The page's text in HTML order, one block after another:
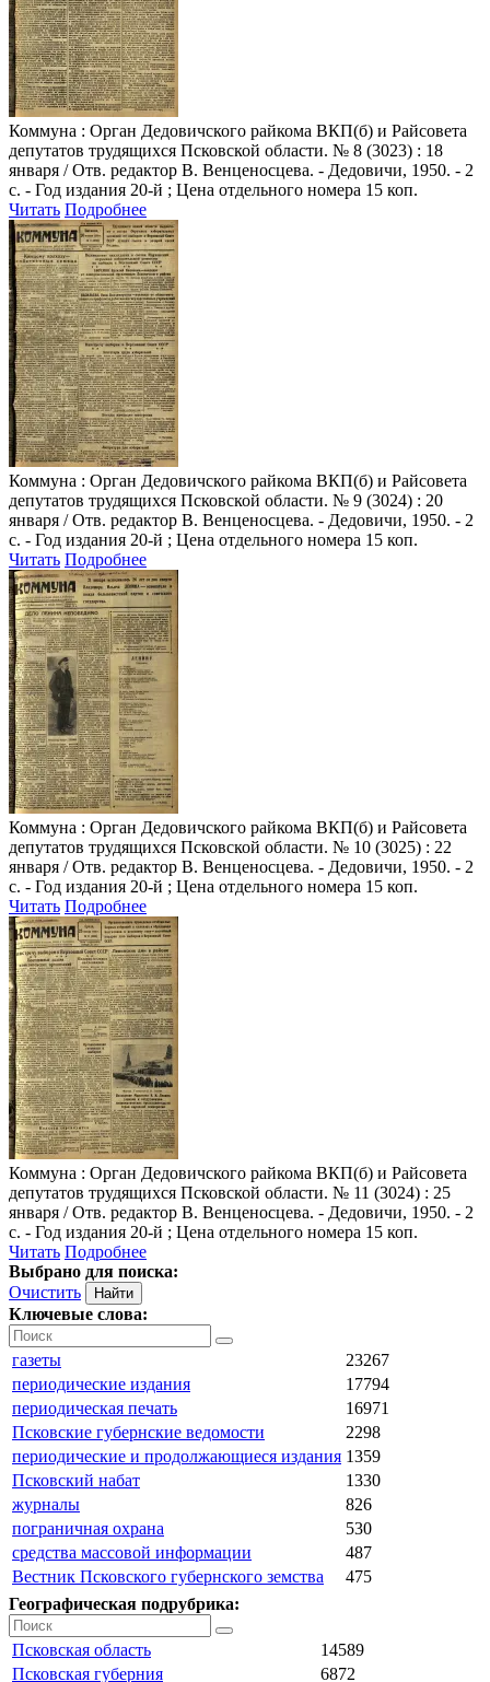
Коммуна : Орган Дедовичского райкома ВКП(б) и Райсовета
депутатов трудящихся Псковской области. № 8 (3023) : 18
января / Отв. редактор В. Венценосцева. - Дедовичи, 1950. - 2
с. - Год издания 20-й ; Цена отдельного номера 15 коп.
Читать Подробнее
Коммуна : Орган Дедовичского райкома ВКП(б) и Райсовета
депутатов трудящихся Псковской области. № 9 (3024) : 20
января / Отв. редактор В. Венценосцева. - Дедовичи, 1950. - 2
с. - Год издания 20-й ; Цена отдельного номера 15 коп.
Читать Подробнее
Коммуна : Орган Дедовичского райкома ВКП(б) и Райсовета
депутатов трудящихся Псковской области. № 10 (3025) : 22
января / Отв. редактор В. Венценосцева. - Дедовичи, 1950. - 2
с. - Год издания 20-й ; Цена отдельного номера 15 коп.
Читать Подробнее
Коммуна : Орган Дедовичского райкома ВКП(б) и Райсовета
депутатов трудящихся Псковской области. № 11 (3024) : 25
января / Отв. редактор В. Венценосцева. - Дедовичи, 1950. - 2
с. - Год издания 20-й ; Цена отдельного номера 15 коп.
Читать Подробнее
Выбрано для поиска:
Очистить
Ключевые слова:
газеты
23267
периодические издания
17794
периодическая печать
16971
Псковские губернские ведомости
2298
периодические и продолжающиеся издания 1359
Псковский набат
1330
журналы
826
пограничная охрана
530
средства массовой информации
487
Вестник Псковского губернского земства
475
Географическая подрубрика:
Псковская область
14589
Псковская губерния
6872